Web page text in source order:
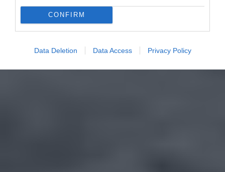
CONFIRM
Data Deletion Data Access Privacy Policy